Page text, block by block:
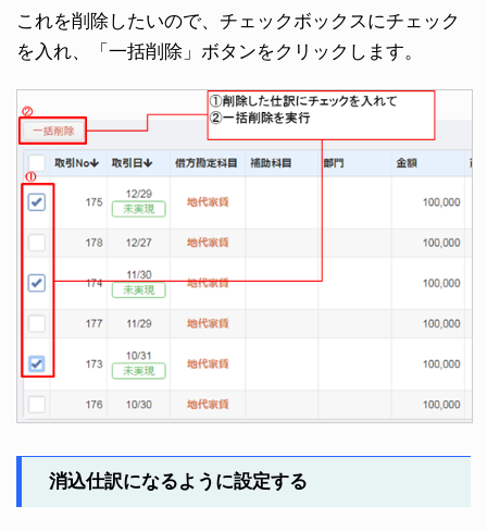
これを削除したいので、チェックボックスにチェック
を入れ、「一括削除」ボタンをクリックします。
消込仕訳になるように設定する